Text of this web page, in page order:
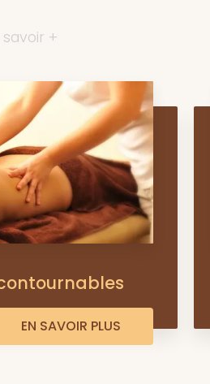
savoir +
EN SAVOIR PLUS